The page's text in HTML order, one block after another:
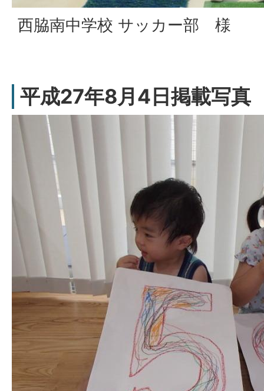
西脇南中学校 サッカー部 様
平成27年8月4日掲載写真